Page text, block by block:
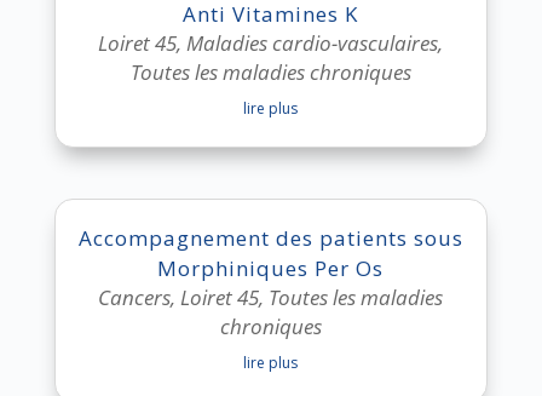
Anti Vitamines K
Loiret 45,Maladies cardio-vasculaires,
Toutes les maladies chroniques
lire plus
Accompagnement des patients sous
Morphiniques Per Os
Cancers,Loiret 45, Toutes les maladies
chroniques
lire plus